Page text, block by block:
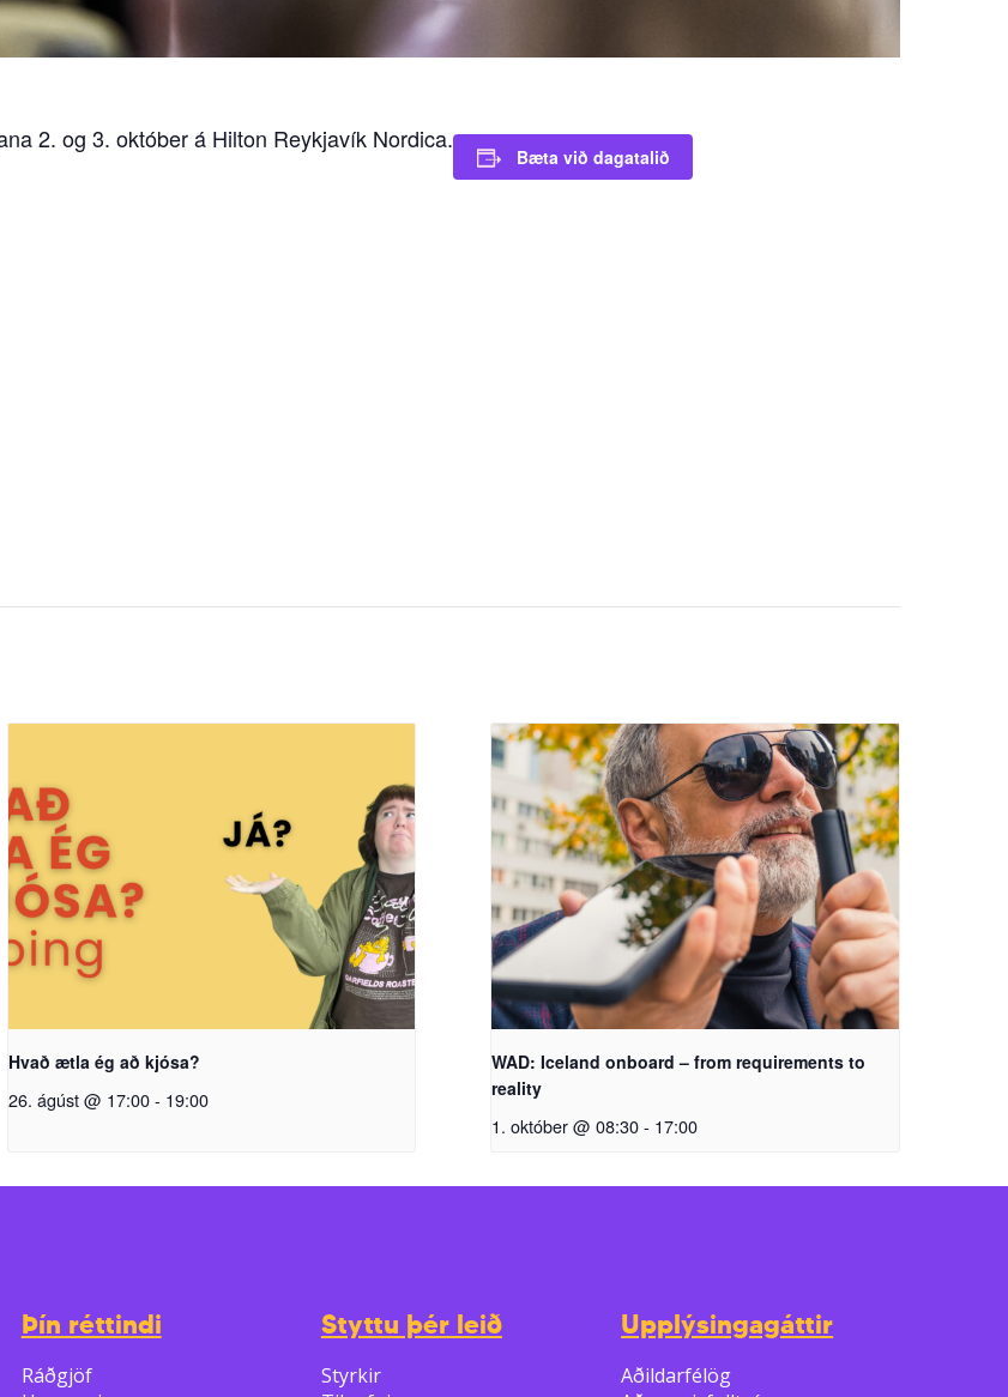
2. og 3. október á Hilton Reykjavík Nordica.
Bæta við dagatalið
Hvað ætla ég að kjósa?
26. ágúst @ 17:00 - 19:00
WAD: Iceland onboard – from requirements to
reality
1. október @ 08:30- 17:00
Þín réttindi
Ráðgjöf
Styttu þér leið
Styrkir
Upplýsingagáttir
Aðildarfélög